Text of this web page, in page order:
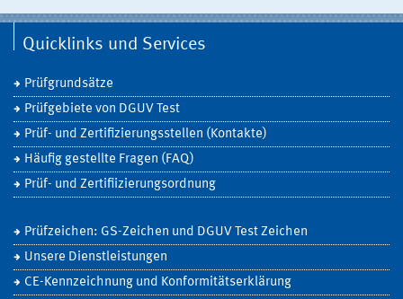
Quicklinks und Services
Prüfgrundsätze
Prüfgebiete von DGUV Test
Prüf- und Zertifizierungsstellen (Kontakte)
Häufig gestellte Fragen (FAQ)
Prüf- und Zertifiizierungsordnung
Prüfzeichen: GS-Zeichen und DGUV Test Zeichen
Unsere Dienstleistungen
CE-Kennzeichnung und Konformitätserklärung